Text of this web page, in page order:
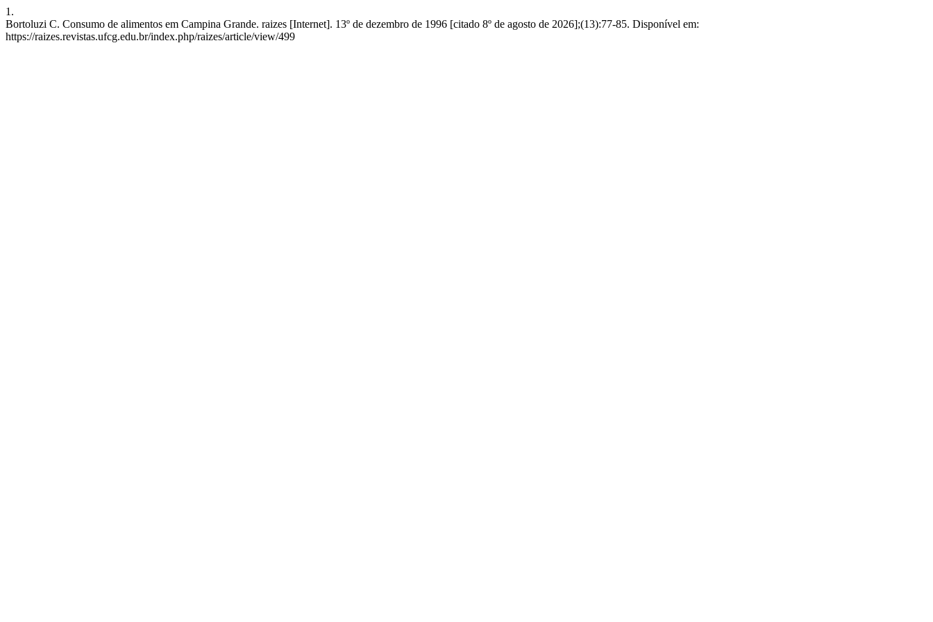
1.
Bortoluzi C. Consumo de alimentos em Campina Grande. raizes [Internet]. 13º de dezembro de 1996 [citado 8º de agosto de 2026];(13):77-85. Disponível em:
https://raizes.revistas.ufcg.edu.br/index.php/raizes/article/view/499